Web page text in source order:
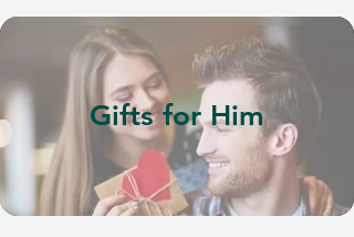
Gifts for Him